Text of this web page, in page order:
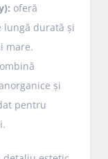
oferă
lungă durată și
mare.
și
pentru